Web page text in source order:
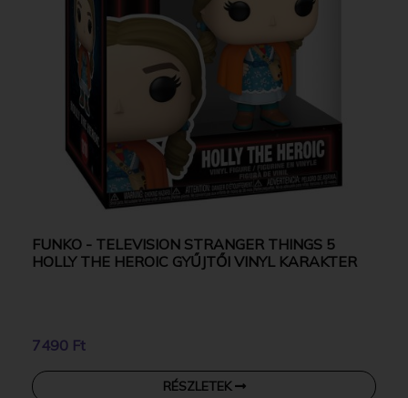
FUNKO - TELEVISION STRANGER THINGS 5
HOLLY THE HEROIC GYŰJTŐI VINYL KARAKTER
7490 Ft
RÉSZLETEK